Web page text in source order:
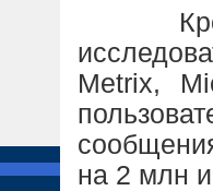
Кроме
Metrix,
на 2 млн